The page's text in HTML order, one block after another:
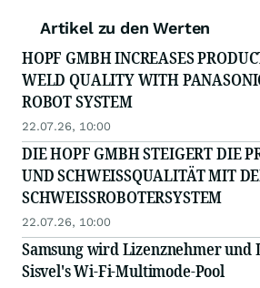
Artikel zu den Werten
HOPF GMBH INCREASES
WELD QUALITY WITH
ROBOT SYSTEM
22.07.26, 10:00
DIE HOPF GMBH STEIGERT DIE
UND SCHWEISSQUALITÄT MIT
SCHWEISSROBOTERSYSTEM
22.07.26, 10:00
Samsung wird Lizenznehmer und
Sisvel's Wi-Fi-Multimode-Pool